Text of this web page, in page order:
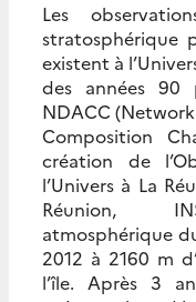
Les
stratosphérique
existent à
des années 90
NDACC
Composition
création de
l’Univers à La
Réunion,
atmosphérique
2012 à 2160 m
l’île. Après 3